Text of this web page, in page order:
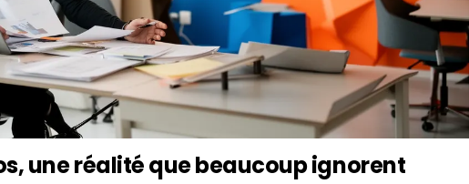
une réalité que beaucoup ignorent